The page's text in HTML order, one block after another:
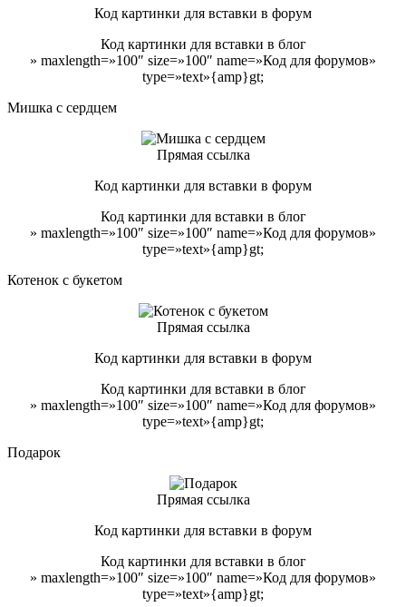
Код картинки для вставки в форум
Код картинки для вставки в блог
» maxlength=»100″ size=»100″ name=»Код для форумов»
type=»text»{amp}gt;
Мишка с сердцем
Прямая ссылка
Код картинки для вставки в форум
Код картинки для вставки в блог
» maxlength=»100″ size=»100″ name=»Код для форумов»
type=»text»{amp}gt;
Котенок с букетом
Прямая ссылка
Код картинки для вставки в форум
Код картинки для вставки в блог
» maxlength=»100″ size=»100″ name=»Код для форумов»
type=»text»{amp}gt;
Подарок
Прямая ссылка
Код картинки для вставки в форум
Код картинки для вставки в блог
» maxlength=»100″ size=»100″ name=»Код для форумов»
type=»text»{amp}gt;